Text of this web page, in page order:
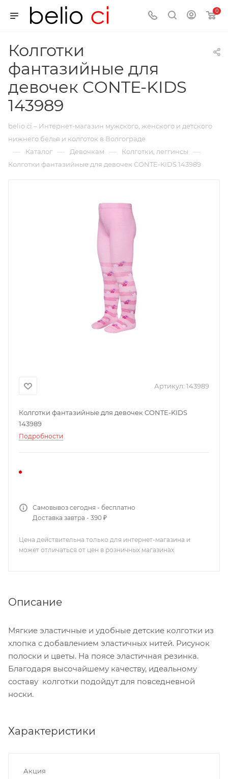
0
Колготки
фантазийные для
девочек CONTE-KIDS
143989
belio ci – Интернет-магазин мужского, женского и детского
нижнего белья и колготок в Волгограде
— Каталог — Девочкам — Колготки, леггинсы —
Колготки фантазийные для девочек CONTE-KIDS 143989
Артикул: 143989
Колготки фантазийные для девочек CONTE-KIDS
143989
Подробности
Самовывоз сегодня - бесплатно
Доставка завтра - 390 ₽
Цена действительна только для интернет-магазина и
может отличаться от цен в розничных магазинах
Описание
Мягкие эластичные и удобные детские колготки из
хлопка с добавлением эластичных нитей. Рисунок
полоски и цветы. На поясе эластичная резинка.
Благодаря высочайшему качеству, идеальному
составу колготки подойдут для повседневной
носки.
Характеристики
Акция